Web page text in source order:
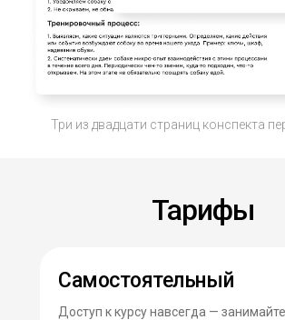
Три из двадцати страниц конспекта
Тарифы
Самостоятельный
Доступ к курсу навсегда —